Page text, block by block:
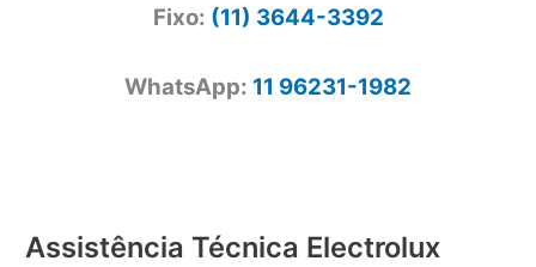
Fixo: (11) 3644-3392
WhatsApp: 11 96231-1982
Assistência Técnica Electrolux